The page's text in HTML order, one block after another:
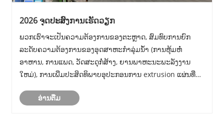
2026 ຈຸດປະສົງການເຮັດວຽກ
ພວກເຮົາຈະເປັນຄວາມຕ້ອງການຂອງຕະຫຼາດ, ສົມທົບການຍົກ
ລະດັບຄວາມຕ້ອງການຂອງອຸດສາຫະກໍາລຸ່ມນ້ໍາ (ການຫຸ້ມຫໍ່
ອາຫານ, ການແພດ, ວັດສະດຸກໍ່ສ້າງ, ຍານພາຫະນະພະລັງງານ
ໃຫມ່), ການເພີ່ມປະສິດທິພາບອຸປະກອນການ extrusion ແຜ່ນທີ່ມີ
ປະໂຫຍດດ້ານການແຂ່ງຂັນທີ່ແຕກຕ່າງກັນ.
ອ່ານ​ຕື່ມ